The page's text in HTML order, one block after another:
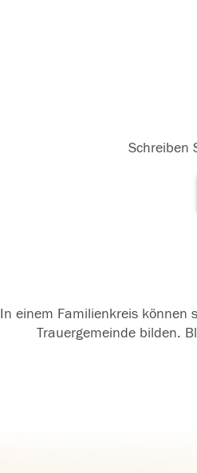
Schreiben
In einem Familienkreis können
Trauergemeinde bilden.